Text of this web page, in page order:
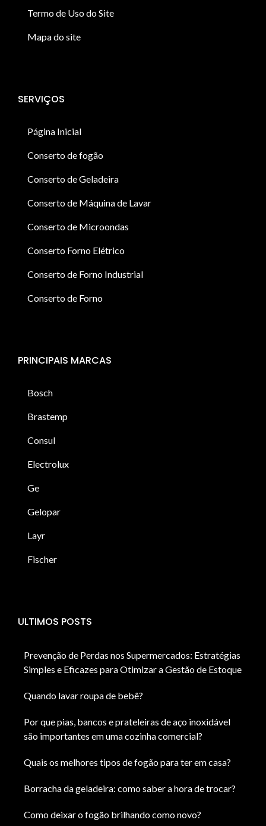
Termo de Uso do Site
Mapa do site
SERVIÇOS
Página Inicial
Conserto de fogão
Conserto de Geladeira
Conserto de Máquina de Lavar
Conserto de Microondas
Conserto Forno Elétrico
Conserto de Forno Industrial
Conserto de Forno
PRINCIPAIS MARCAS
Bosch
Brastemp
Consul
Electrolux
Ge
Gelopar
Layr
Fischer
ULTIMOS POSTS
Prevenção de Perdas nos Supermercados: Estratégias
Simples e Eficazes para Otimizar a Gestão de Estoque
Quando lavar roupa de bebê?
Por que pias, bancos e prateleiras de aço inoxidável
são importantes em uma cozinha comercial?
Quais os melhores tipos de fogão para ter em casa?
Borracha da geladeira: como saber a hora de trocar?
Como deixar o fogão brilhando como novo?